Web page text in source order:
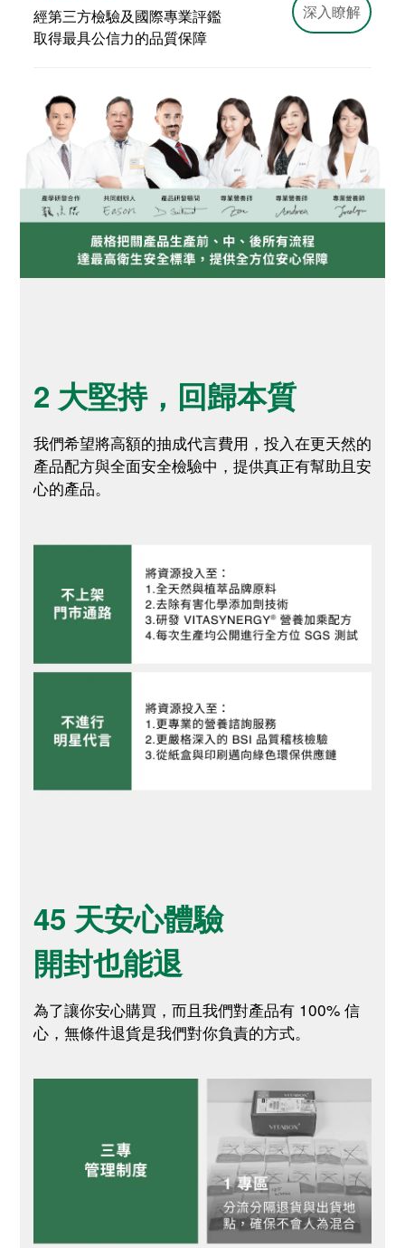
經第三方檢驗及國際專業評鑑
取得最具公信力的品質保障
深入瞭解
2 大堅持，回歸本質
我們希望將高額的抽成代言費用，投入在更天然的
產品配方與全面安全檢驗中，提供真正有幫助且安
心的產品。
45 天安心體驗
開封也能退
為了讓你安心購買，而且我們對產品有 100% 信
心，無條件退貨是我們對你負責的方式。